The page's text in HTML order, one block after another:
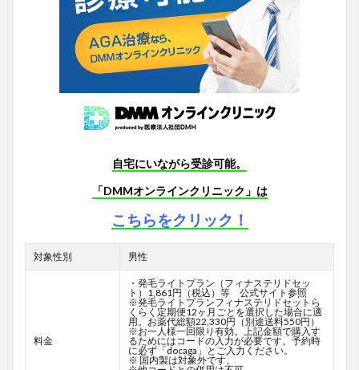
自宅にいながら受診可能。
「DMMオンラインクリニック」は
こちらをクリック！
対象性別 男性
料金
・発毛ライトプラン（フィナステリドセッ
ト）1,861円（税込）等 公式サイト参照
※発毛ライトプランフィナステリドセットら
くらく定期便12ヶ月ごとを選択した場合に適
用。お薬代総額22,330円（別途送料550円）
※お一人様一回限り有効。上記金額で購入す
るためにはコードの入力が必要です。予約時
に必ず「docaga」とご入力ください。
※ 国内製は対象外です。